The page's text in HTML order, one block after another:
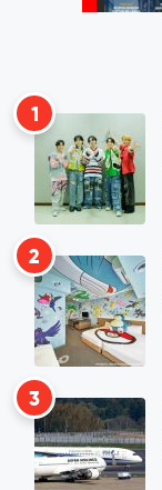
1
2
3